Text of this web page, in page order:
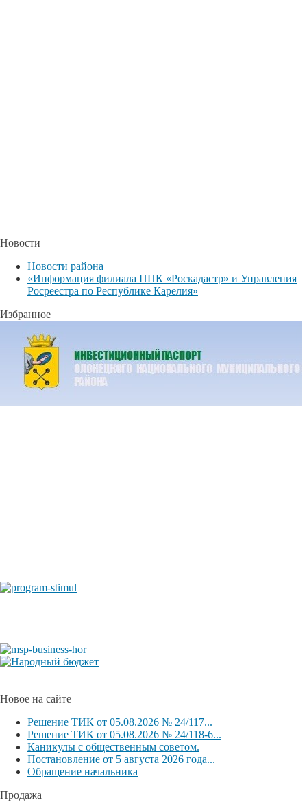
Новости
Новости района
«Информация филиала ППК «Роскадастр» и Управления
Росреестра по Республике Карелия»
Избранное
Новое на сайте
Решение ТИК от 05.08.2026 № 24/117...
Решение ТИК от 05.08.2026 № 24/118-6...
Каникулы с общественным советом.
Постановление от 5 августа 2026 года...
Обращение начальника
Продажа